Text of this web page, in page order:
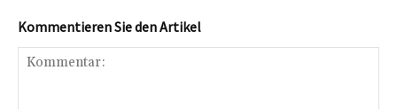
Kommentieren Sie den Artikel